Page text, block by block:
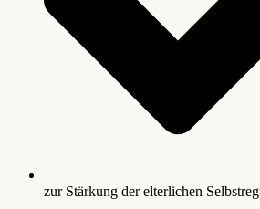
zur Stärkung der elterlichen